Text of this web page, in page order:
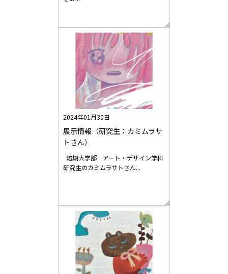
2024年01月30日
展示情報（研究生：カミムラサ
トさん）
短期大学部 アート・デザイン学科
研究生のカミムラサトさん...